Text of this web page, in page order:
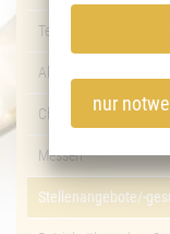
Termine
Aktuelles aus den
Chronologische
Messen
Stellenangebote/-
nur